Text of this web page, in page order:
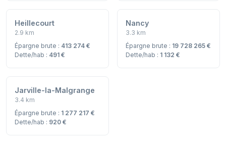
Heillecourt
2.9 km
Épargne brute : 413 274 €
Dette/hab : 491 €
Nancy
3.3 km
Épargne brute : 19 728 265 €
Dette/hab : 1 132 €
Jarville-la-Malgrange
3.4 km
Épargne brute : 1 277 217 €
Dette/hab : 920 €